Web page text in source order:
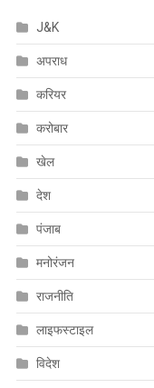
J&K
अपराध
करियर
करोबार
खेल
देश
पंजाब
मनोरंजन
राजनीति
लाइफस्टाइल
विदेश